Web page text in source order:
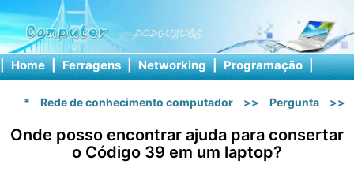
| Home | Ferragens | Networking | Programação |
* Rede de conhecimento computador >> Pergunta >>
Onde posso encontrar ajuda para consertar
o Código 39 em um laptop?